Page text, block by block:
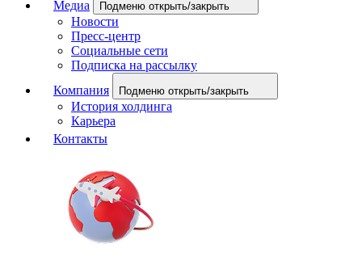
Медиа
Подменю открыть/закрыть
Новости
Пресс-центр
Социальные сети
Подписка на рассылку
Компания
Подменю открыть/закрыть
История холдинга
Карьера
Контакты